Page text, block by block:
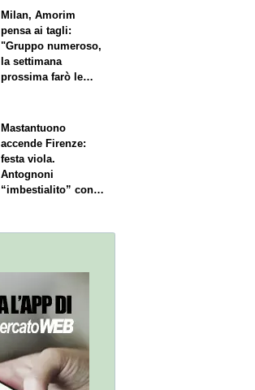
Milan, Amorim
pensa ai tagli:
"Gruppo numeroso,
la settimana
prossima farò le
Mastantuono
accende Firenze:
festa viola.
Antognoni
“imbestialito” con